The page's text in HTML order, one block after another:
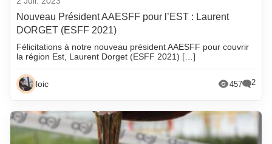
Nouveau Président AAESFF pour l’EST : Laurent
DORGET (ESFF 2021)
Félicitations à notre nouveau président AAESFF pour couvrir
la région Est, Laurent Dorget (ESFF 2021) […]
loic 457 2